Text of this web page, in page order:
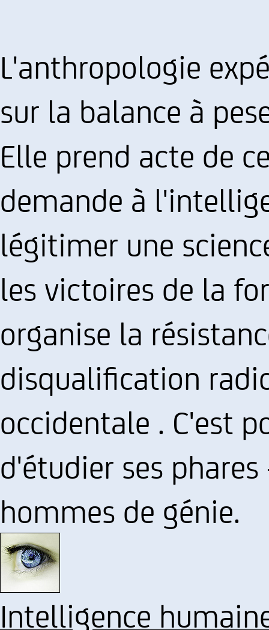
L'anthropologie
sur la balance à
Elle prend acte de
demande à
légitimer une
les victoires de la
organise la
disqualification
occidentale . C'est
d'étudier ses
hommes de génie.
Intelligence